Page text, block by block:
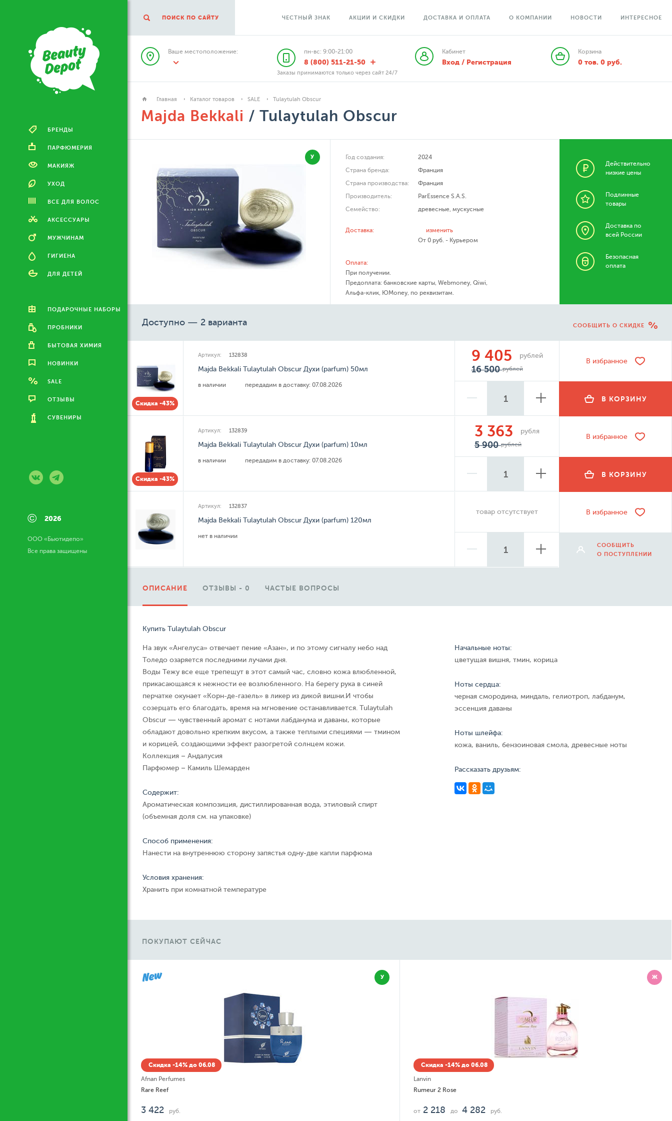
БРЕНДЫ
ПАРФЮМЕРИЯ
МАКИЯЖ
УХОД
ВСЕ ДЛЯ ВОЛОС
АКСЕССУАРЫ
МУЖЧИНАМ
ГИГИЕНА
ДЛЯ ДЕТЕЙ
ПОДАРОЧНЫЕ НАБОРЫ
ПРОБНИКИ
БЫТОВАЯ ХИМИЯ
НОВИНКИ
SALE
ОТЗЫВЫ
СУВЕНИРЫ
© 2026
ООО «Бьютидепо»
Все права защищены
ПОИСК ПО САЙТУ ЧЕСТНЫЙ ЗНАК АКЦИИ И СКИДКИ ДОСТАВКА И ОПЛАТА О КОМПАНИИ НОВОСТИ ИНТЕРЕСНОЕ
Ваше местоположение: пн-вс: 9:00-21:00
8 (800) 511-21-50
Заказы принимаются только через сайт 24/7
Кабинет
Вход / Регистрация
Корзина
0 тов. 0руб.
Главная Каталог товаров SALE Tulaytulah Obscur
Majda Bekkali / Tulaytulah Obscur
У Год создания:
2024
Страна бренда:
Франция
Страна производства:
Франция
Производитель:
ParEssence S.A.S.
Семейство:
древесные, мускусные
Доставка:
изменить
От 0 руб. - Курьером
Оплата:
При получении.
Предоплата: банковские карты, Webmoney, Qiwi,
Альфа-клик, ЮMoney, по реквизитам.
Действительно
низкие цены
Подлинные
товары
Доставка по
всей России
Безопасная
оплата
Доступно — 2 варианта СООБЩИТЬ О СКИДКЕ
Скидка -43%
Артикул: 132838
Majda Bekkali Tulaytulah Obscur Духи (parfum) 50мл
в наличии передадим в доставку: 07.08.2026
9 405 рублей
16 500рублей
В избранное
В КОРЗИНУ
Скидка -43%
Артикул: 132839
Majda Bekkali Tulaytulah Obscur Духи (parfum) 10мл
в наличии передадим в доставку: 07.08.2026
3 363 рубля
5 900рублей
В избранное
В КОРЗИНУ
Артикул: 132837
Majda Bekkali Tulaytulah Obscur Духи (parfum) 120мл
нет в наличии
товар отсутствует В избранное
СООБЩИТЬ
О ПОСТУПЛЕНИИ
ОПИСАНИЕ ОТЗЫВЫ - 0 ЧАСТЫЕ ВОПРОСЫ
Купить Tulaytulah Obscur
На звук «Ангелуса» отвечает пение «Азан», и по этому сигналу небо над
Толедо озаряется последними лучами дня.
Воды Тежу все еще трепещут в этот самый час, словно кожа влюбленной,
прикасающаяся к нежности ее возлюбленного. На берегу рука в синей
перчатке окунает «Корн-де-газель» в ликер из дикой вишни.И чтобы
созерцать его благодать, время на мгновение останавливается. Tulaytulah
Obscur — чувственный аромат с нотами лабданума и даваны, которые
обладают довольно крепким вкусом, а также теплыми специями — тмином
и корицей, создающими эффект разогретой солнцем кожи.
Коллекция – Андалусия
Парфюмер – Камиль Шемарден
Содержит:
Ароматическая композиция, дистиллированная вода, этиловый спирт
(объемная доля см. на упаковке)
Способ применения:
Нанести на внутреннюю сторону запястья одну-две капли парфюма
Условия хранения:
Хранить при комнатной температуре
Начальные ноты:
цветущая вишня, тмин, корица
Ноты сердца:
черная смородина, миндаль, гелиотроп, лабданум,
эссенция даваны
Ноты шлейфа:
кожа, ваниль, бензоиновая смола, древесные ноты
Рассказать друзьям:
ПОКУПАЮТ СЕЙЧАС
У
Скидка -14% до 06.08
Afnan Perfumes
Rare Reef
3 422 руб.
Ж
Скидка -14% до 06.08
Lanvin
Rumeur 2 Rose
от 2 218 до 4 282 руб.